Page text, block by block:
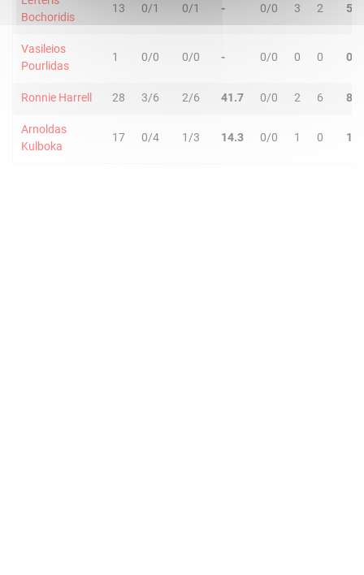
Bochoridis
13 0/1 0/1 - 0/0 3 2 5
Vasileios
Pourlidas
1 0/0 0/0 - 0/0 0 0 0
Ronnie Harrell 28 3/6 2/6 41.7 0/0 2 6 8
Arnoldas
Kulboka
17 0/4 1/3 14.3 0/0 1 0 1